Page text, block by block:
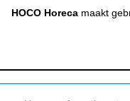
HOCO Horecamaakt
(020) 497 6325